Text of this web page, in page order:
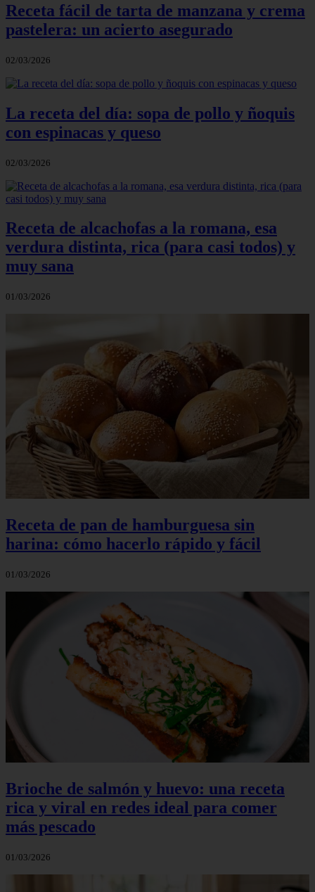
Receta fácil de tarta de manzana y crema
pastelera: un acierto asegurado
02/03/2026
La receta del día: sopa de pollo y ñoquis
con espinacas y queso
02/03/2026
Receta de alcachofas a la romana, esa
verdura distinta, rica (para casi todos) y
muy sana
01/03/2026
Receta de pan de hamburguesa sin
harina: cómo hacerlo rápido y fácil
01/03/2026
Brioche de salmón y huevo: una receta
rica y viral en redes ideal para comer
más pescado
01/03/2026